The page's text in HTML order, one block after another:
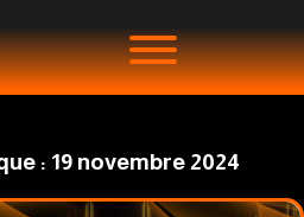
: 19 novembre 2024